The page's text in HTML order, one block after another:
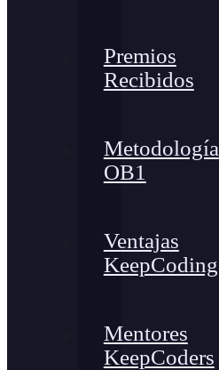
Premios
Recibidos
Metodología
OB1
Ventajas
KeepCoding
Mentores
KeepCoders